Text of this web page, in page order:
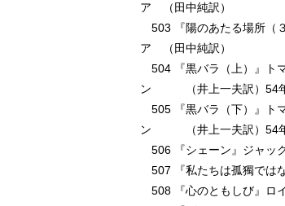
ア （田中純訳）
503 『陽のあたる場所（
ア （田中純訳）
504 『黒バラ（上）』ト
ン （井上一夫訳）54年
505 『黒バラ（下）』ト
ン （井上一夫訳）54年
506 『シェーン』ジャ
507 『私たちは孤獨では
508 『心のともしび』